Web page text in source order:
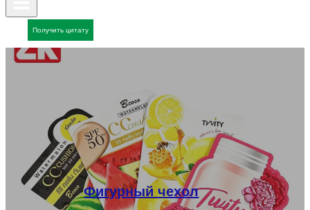
Получить цитату
Фигурный чехол